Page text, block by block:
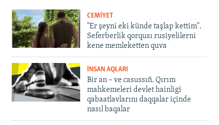
CEMİYET
"Er şeyni eki künde taşlap kettim".
Seferberlik qorqusı rusiyelilerni
kene memleketten quva
İNSAN AQLARI
Bir an – ve casussıñ. Qırım
mahkemeleri devlet hainligi
qabaatlavlarını daqqalar içinde
nasıl baqalar